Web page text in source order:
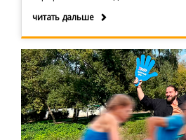
информационные стенды и
витринные окна, выходящие на
читать дальше